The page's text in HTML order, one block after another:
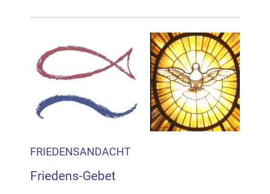
FRIEDENSANDACHT
Friedens-Gebet